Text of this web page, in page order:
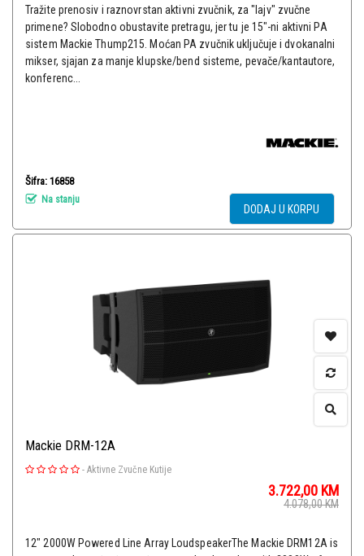
Tražite prenosiv i raznovrstan aktivni zvučnik, za "lajv" zvučne
primene? Slobodno obustavite pretragu, jer tu je 15"-ni aktivni PA
sistem Mackie Thump215. Moćan PA zvučnik uključuje i dvokanalni
mikser, sjajan za manje klupske/bend sisteme, pevače/kantautore,
konferenc...
Šifra: 16858
Na stanju
DODAJ U KORPU
Mackie DRM-12A
- Aktivne Zvučne Kutije
3.722,00 KM
4.078,00KM
12" 2000W Powered Line Array LoudspeakerThe Mackie DRM12A is